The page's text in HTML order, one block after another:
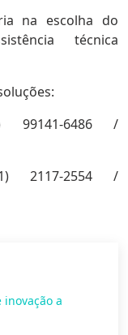
na escolha do
técnica
99141-6486 /
2117-2554 /
a